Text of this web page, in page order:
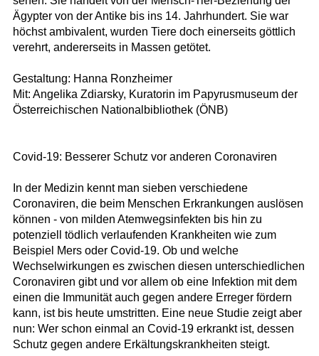
Ägypter von der Antike bis ins 14. Jahrhundert. Sie war
höchst ambivalent, wurden Tiere doch einerseits göttlich
verehrt, andererseits in Massen getötet.
Gestaltung: Hanna Ronzheimer
Mit: Angelika Zdiarsky, Kuratorin im Papyrusmuseum der
Österreichischen Nationalbibliothek (ÖNB)
Covid-19: Besserer Schutz vor anderen Coronaviren
In der Medizin kennt man sieben verschiedene
Coronaviren, die beim Menschen Erkrankungen auslösen
können - von milden Atemwegsinfekten bis hin zu
potenziell tödlich verlaufenden Krankheiten wie zum
Beispiel Mers oder Covid-19. Ob und welche
Wechselwirkungen es zwischen diesen unterschiedlichen
Coronaviren gibt und vor allem ob eine Infektion mit dem
einen die Immunität auch gegen andere Erreger fördern
kann, ist bis heute umstritten. Eine neue Studie zeigt aber
nun: Wer schon einmal an Covid-19 erkrankt ist, dessen
Schutz gegen andere Erkältungskrankheiten steigt.